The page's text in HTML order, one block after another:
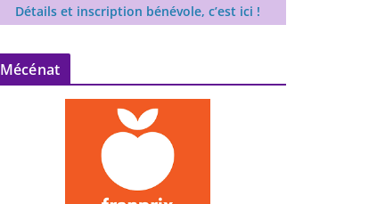
Détails et inscription bénévole, c’est ici !
Mécénat